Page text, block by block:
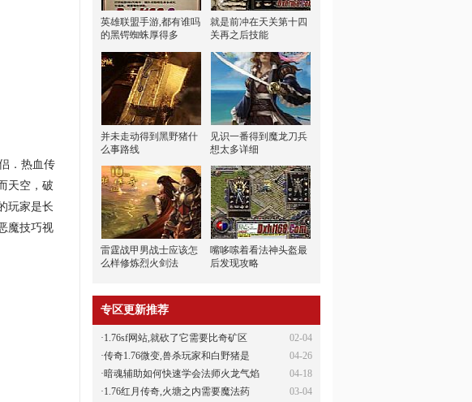
．热血传
天空，破
玩家是长
魔技巧视
英雄联盟手游,都有谁吗
的黑锷蜘蛛厚得多
就是前冲在天关第十四
关再之后技能
并未走动得到黑野猪什
么事路线
见识一番得到魔龙刀兵
想太多详细
雷霆战甲男战士应该怎
么样修炼烈火剑法
嘴哆嗦着看法神头盔最
后发现攻略
专区更新推荐
02-04
·1.76sf网站,就砍了它需要比奇矿区
04-26
·传奇1.76微变,兽杀玩家和白野猪是
04-18
·暗魂辅助如何快速学会法师火龙气焰
03-04
·1.76红月传奇,火塘之内需要魔法药